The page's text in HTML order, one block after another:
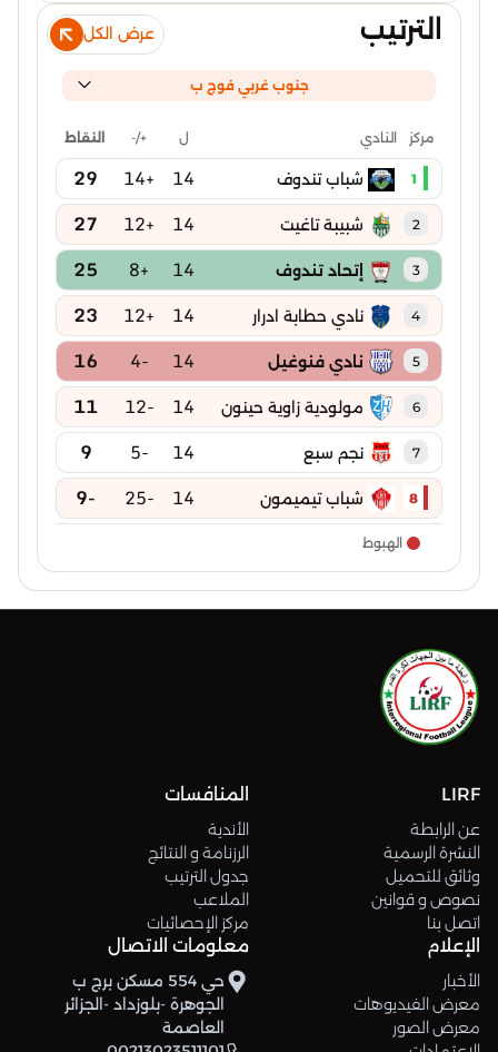
الترتيب عرض الكل
جنوب غربي فوج ب
مركز النادي ل +/- النقاط
1 شباب تندوف 14
+14
29
2 شبيبة تاغيت 14
+12
27
3 إتحاد تندوف 14
+8
25
4 نادي حطابة ادرار 14
+12
23
5 نادي فنوغيل 14
-4
16
6 مولودية زاوية حينون 14
-12
11
7 نجم سبع 14
-5
9
8 شباب تيميمون 14
-25
-9
الهبوط
LIRF
عن الرابطة
النشرة الرسمية
وثائق للتحميل
نصوص و قوانين
اتصل بنا
المنافسات
الأندية
الرزنامة و النتائج
جدول الترتيب
الملاعب
مركز الإحصائيات
الإعلام
الأخبار
معرض الفيديوهات
معرض الصور
معلومات الاتصال
حي 554 مسكن برج ب
الجوهرة -بلوزداد -الجزائر
العاصمة